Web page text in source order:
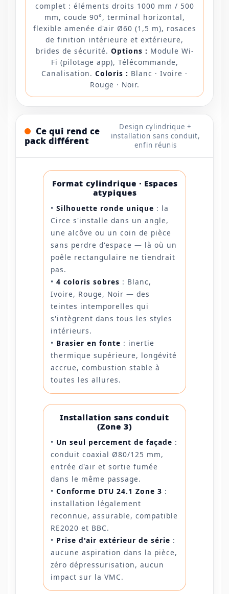
complet : éléments droits 1000 mm / 500
mm, coude 90°, terminal horizontal,
flexible amenée d'air Ø60 (1,5 m), rosaces
de finition intérieure et extérieure,
brides de sécurité. Options : Module Wi-
Fi (pilotage app), Télécommande,
Canalisation. Coloris : Blanc · Ivoire ·
Rouge · Noir.
Ce qui rend ce
pack différent
Design cylindrique +
installation sans conduit,
enfin réunis
Format cylindrique · Espaces
atypiques
• Silhouette ronde unique : la
Circe s'installe dans un angle,
une alcôve ou un coin de pièce
sans perdre d'espace — là où un
poêle rectangulaire ne tiendrait
pas.
• 4 coloris sobres : Blanc,
Ivoire, Rouge, Noir — des
teintes intemporelles qui
s'intègrent dans tous les styles
intérieurs.
• Brasier en fonte : inertie
thermique supérieure, longévité
accrue, combustion stable à
toutes les allures.
Installation sans conduit
(Zone 3)
• Un seul percement de façade :
conduit coaxial Ø80/125 mm,
entrée d'air et sortie fumée
dans le même passage.
• Conforme DTU 24.1 Zone 3 :
installation légalement
reconnue, assurable, compatible
RE2020 et BBC.
• Prise d'air extérieur de série :
aucune aspiration dans la pièce,
zéro dépressurisation, aucun
impact sur la VMC.